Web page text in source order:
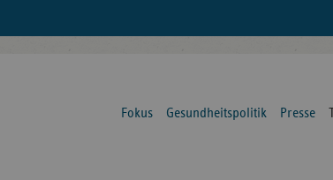
Fokus Gesundheitspolitik Presse